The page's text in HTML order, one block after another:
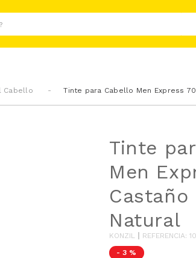
Cabello Tinte para Cabello Men Express
Tinte
Men
Castaño
Natural
KONZIL REFERENCIA:
- 3 %